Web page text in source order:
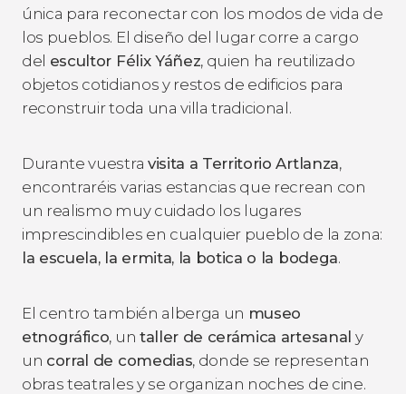
única para reconectar con los modos de vida de
los pueblos. El diseño del lugar corre a cargo
del escultor Félix Yáñez, quien ha reutilizado
objetos cotidianos y restos de edificios para
reconstruir toda una villa tradicional.
Durante vuestra visita a Territorio Artlanza,
encontraréis varias estancias que recrean con
un realismo muy cuidado los lugares
imprescindibles en cualquier pueblo de la zona:
la escuela, la ermita, la botica o la bodega.
El centro también alberga un museo
etnográfico, un taller de cerámica artesanal y
un corral de comedias, donde se representan
obras teatrales y se organizan noches de cine.